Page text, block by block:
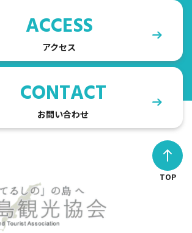
ACCESS
アクセス
CONTACT
お問い合わせ
TOP